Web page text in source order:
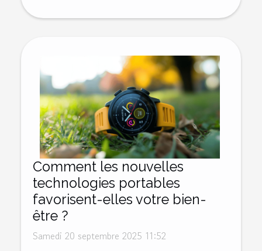
Comment les nouvelles
technologies portables
favorisent-elles votre bien-
être ?
Samedi 20 septembre 2025 11:52